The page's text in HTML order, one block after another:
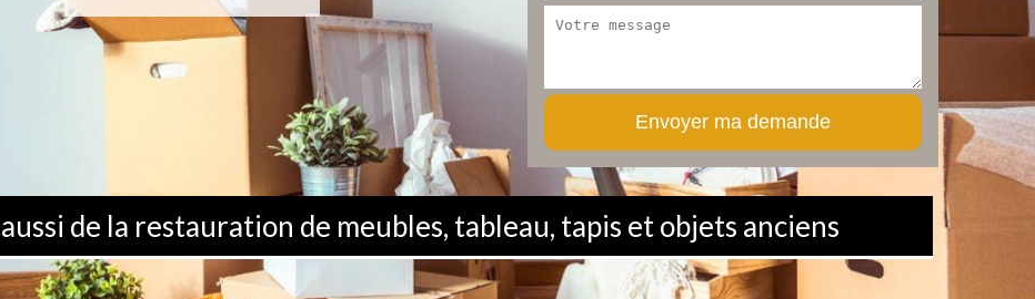
de la restauration de meubles, tableau, tapis et objets anciens